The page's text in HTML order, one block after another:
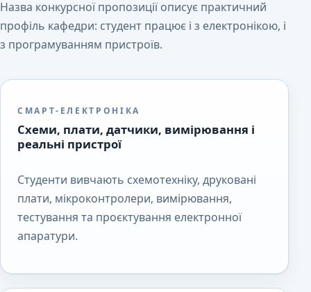
Назва конкурсної пропозиції описує практичний
профіль кафедри: студент працює і з електронікою, і
з програмуванням пристроїв.
СМАРТ-ЕЛЕКТРОНІКА
Схеми, плати, датчики, вимірювання і
реальні пристрої
Студенти вивчають схемотехніку, друковані
плати, мікроконтролери, вимірювання,
тестування та проєктування електронної
апаратури.